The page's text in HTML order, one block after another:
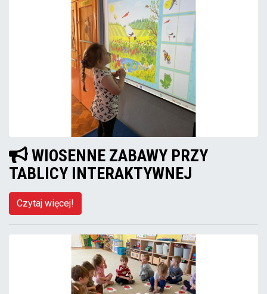
WIOSENNE ZABAWY PRZY
TABLICY INTERAKTYWNEJ
Czytaj więcej!